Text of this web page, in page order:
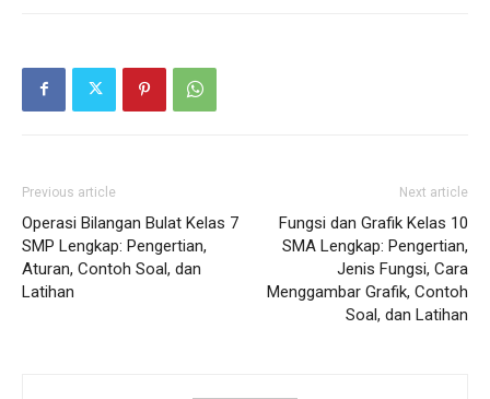
Previous article
Operasi Bilangan Bulat Kelas 7
SMP Lengkap: Pengertian,
Aturan, Contoh Soal, dan
Latihan
Next article
Fungsi dan Grafik Kelas 10
SMA Lengkap: Pengertian,
Jenis Fungsi, Cara
Menggambar Grafik, Contoh
Soal, dan Latihan